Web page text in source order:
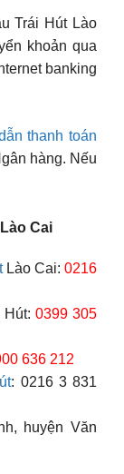
Trái Hút Lào
khoản qua
banking
thanh toán
hàng. Nếu
Cai
Lào Cai:0216
Hút:0399 305
636 212
: 0216 3 831
huyện Văn